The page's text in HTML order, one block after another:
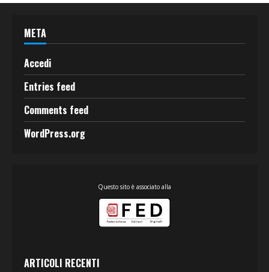
META
Accedi
Entries feed
Comments feed
WordPress.org
Questo sito è associato alla
ARTICOLI RECENTI